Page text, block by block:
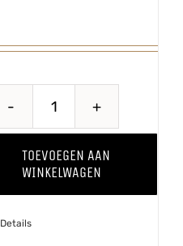
aantal
TOEVOEGEN AAN
WINKELWAGEN
Details